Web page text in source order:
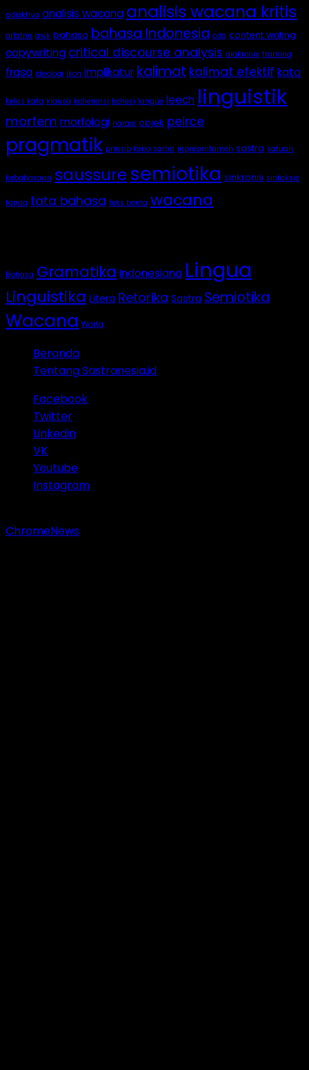
adjektiva analisis wacana analisis wacana kritis
arbitrer awk bahasa bahasa Indonesia cda content writing
copywriting critical discourse analysis diakronis framing
frasa ideologi ikon implikatur kalimat kalimat efektif kata
kelas kata klausa koherensi kohesi langue leech linguistik
morfem morfologi narasi objek peirce
pragmatik prinsip kerja sama representamen sastra satuan
kebahasaan saussuresemiotika sinkronis sintaksis
tanda tata bahasa teks berita wacana
Bahasa Gramatika Indonesiana Lingua
Linguistika Litera Retorika Sastra Semiotika
Wacana Warta
Beranda
Tentang Sastranesia.id
Facebook
Twitter
Linkedin
VK
Youtube
Instagram
ChromeNews